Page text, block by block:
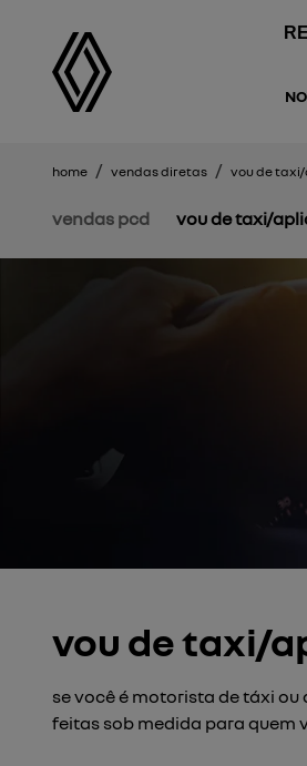
home vendas diretas vou de
vendas pcd vou de taxi/
vou de taxi/
se você é motorista de táxi
feitas sob medida para quem